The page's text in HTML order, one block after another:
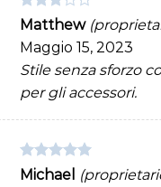
Valutato
Matthew
Maggio 15, 2023
Stile senza sforzo
per gli accessori.
Valutato5
Michael